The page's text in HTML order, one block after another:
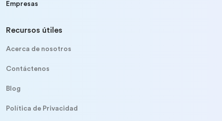
Empresas
Recursos útiles
Acerca de nosotros
Contáctenos
Blog
Política de Privacidad